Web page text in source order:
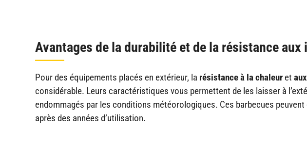
Avantages de la durabilité et de la résistance aux
Pour des équipements placés en extérieur, la résistance à la chaleur et
considérable. Leurs caractéristiques vous permettent de les laisser à
endommagés par les conditions météorologiques. Ces barbecues
après des années d’utilisation.